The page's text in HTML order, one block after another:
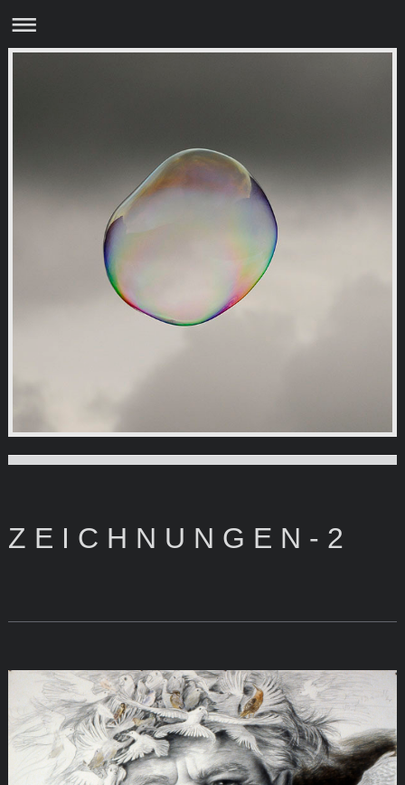
Zeichnungen und Radierungen von VOLKER HEINLE
Z E I C H N U N G E N - 2